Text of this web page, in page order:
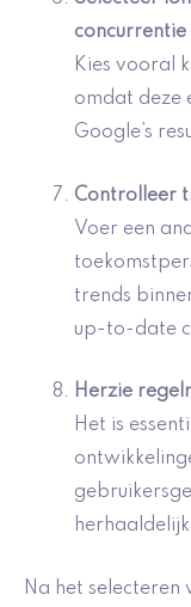
concurrentie
Kies vooral
omdat deze
Google’s
Controlleer
Voer een
trends
up-to-date
Herzie
Het is
Na het selecteren